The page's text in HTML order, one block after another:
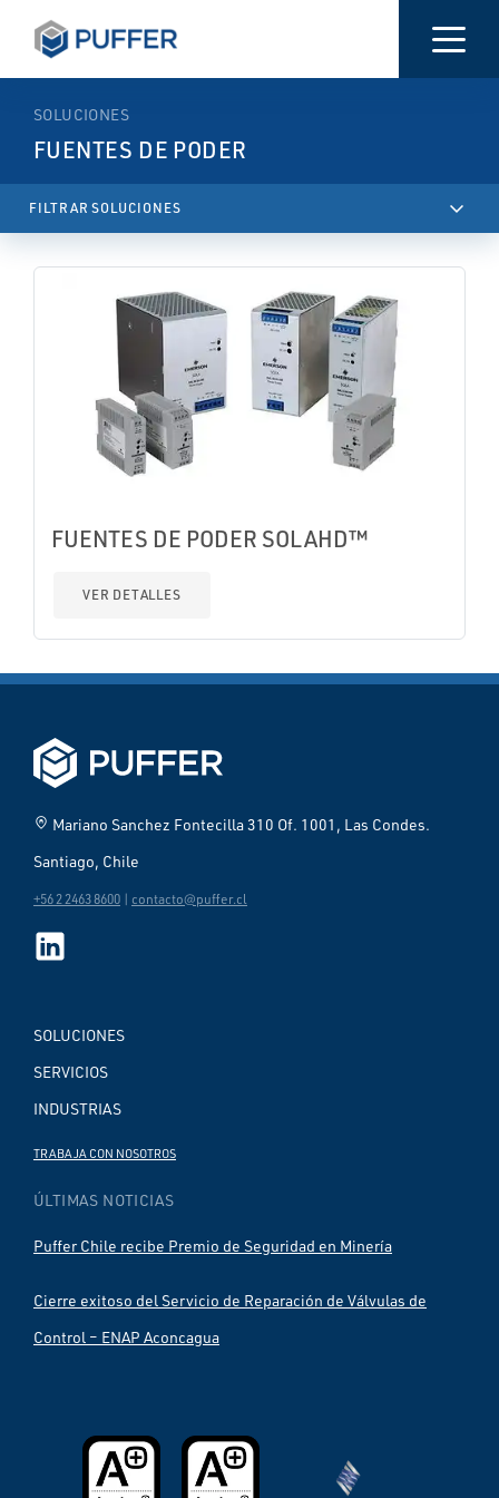
SOLUCIONES
FUENTES DE PODER
FILTRAR SOLUCIONES keyboard_arrow_up
FUENTES DE PODER SOLAHD™
VER DETALLES
home_pin Mariano Sanchez Fontecilla 310 Of. 1001, Las Condes.
Santiago, Chile
+56 2 2463 8600 | contacto@puffer.cl
SOLUCIONES
SERVICIOS
INDUSTRIAS
TRABAJA CON NOSOTROS
ÚLTIMAS NOTICIAS
Puffer Chile recibe Premio de Seguridad en Minería
Cierre exitoso del Servicio de Reparación de Válvulas de
Control – ENAP Aconcagua